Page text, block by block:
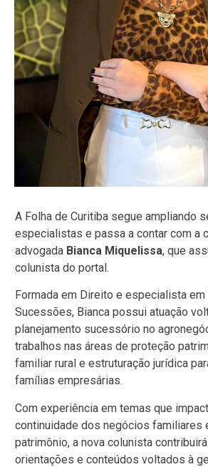
A Folha de Curitiba segue ampliando
especialistas e passa a contar com a
advogada Bianca Miquelissa, que
colunista do portal.
Formada em Direito e especialista
Sucessões, Bianca possui atuação
planejamento sucessório no
trabalhos nas áreas de proteção
familiar rural e estruturação jurídica
famílias empresárias.
Com experiência em temas que
continuidade dos negócios familiares
patrimônio, a nova colunista
orientações e conteúdos voltados à